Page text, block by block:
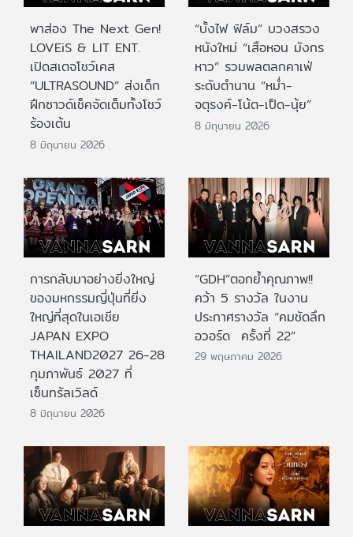
พาส่อง The Next Gen!
LOVEiS & LIT ENT.
เปิดสเตจโชว์เคส
“ULTRASOUND” ส่งเด็ก
ฝึกซาวด์เช็คจัดเต็มทั้งโชว์
ร้องเต้น
8 มิถุนายน 2026
“บั้งไฟ ฟิล์ม” บวงสรวง
หนังใหม่ “เสือหอน มังกร
หาว” รวมพลตลกคาเฟ่
ระดับตำนาน “หม่ำ-
จตุรงค์-โน้ต-เป็ด-นุ้ย”
8 มิถุนายน 2026
การกลับมาอย่างยิ่งใหญ่
ของมหกรรมญี่ปุ่นที่ยิ่ง
ใหญ่ที่สุดในเอเชีย
JAPAN EXPO
THAILAND2027 26-28
กุมภาพันธ์ 2027 ที่
เซ็นทรัลเวิลด์
8 มิถุนายน 2026
“GDH”ตอกย้ำคุณภาพ!!
คว้า 5 รางวัล ในงาน
ประกาศรางวัล “คมชัดลึก
อวอร์ด ครั้งที่ 22”
29 พฤษภาคม 2026